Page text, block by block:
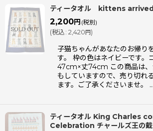
ティータオル kittens
2,200円 (税別)
(税込: 2,420 円)
子猫ちゃんがあなたのお帰り
す。 枠の色はネイビーです。
47cm×丈74cm この商品は、
もしていますので、売り切れ
ます。ご了承くださいませ。 …
ティータオル King Charles
Celebration チャールズ王の戴